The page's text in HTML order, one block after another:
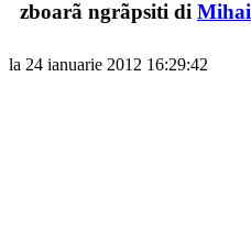
zboarã ngrãpsiti di Mihai
la 24 ianuarie 2012 16:29:42